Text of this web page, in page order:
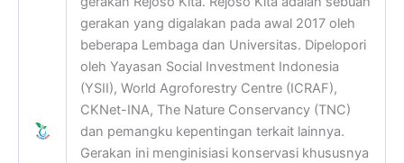
gerakan yang digalakan pada awal 2017 oleh
beberapa Lembaga dan Universitas. Dipelopori
oleh Yayasan Social Investment Indonesia
(YSII), World Agroforestry Centre (ICRAF),
CKNet-INA, The Nature Conservancy (TNC)
dan pemangku kepentingan terkait lainnya.
Gerakan ini menginisiasi konservasi khususnya